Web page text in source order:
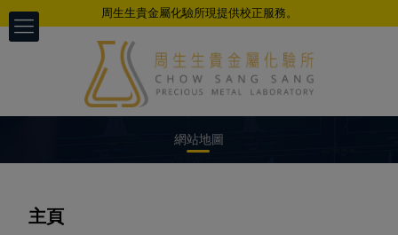
周生生貴金屬化驗所現提供校正服務。
網站地圖
主頁